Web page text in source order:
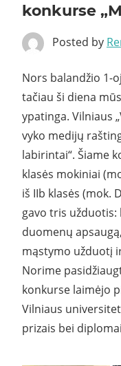
konkurse
Posted by
Nors balandžio 1-
tačiau ši diena
ypatinga. Vilniaus
vyko medijų
labirintai“. Šiame
klasės mokiniai
iš IIb klasės (mok.
gavo tris užduotis:
duomenų
mąstymo užduotį
Norime
konkurse laimėjo
Vilniaus
prizais bei